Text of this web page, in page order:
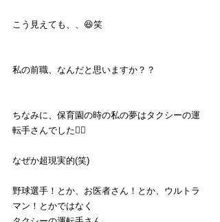
こう見えても、、😆笑
私の前職、なんだと思いますか？？
ちなみに、保育園の時の私の夢はタクシーの運
転手さんでした👮‍♀️
なぜか超現実的(笑)
野球選手！とか、お医者さん！とか、ウルトラ
マン！とかではなく